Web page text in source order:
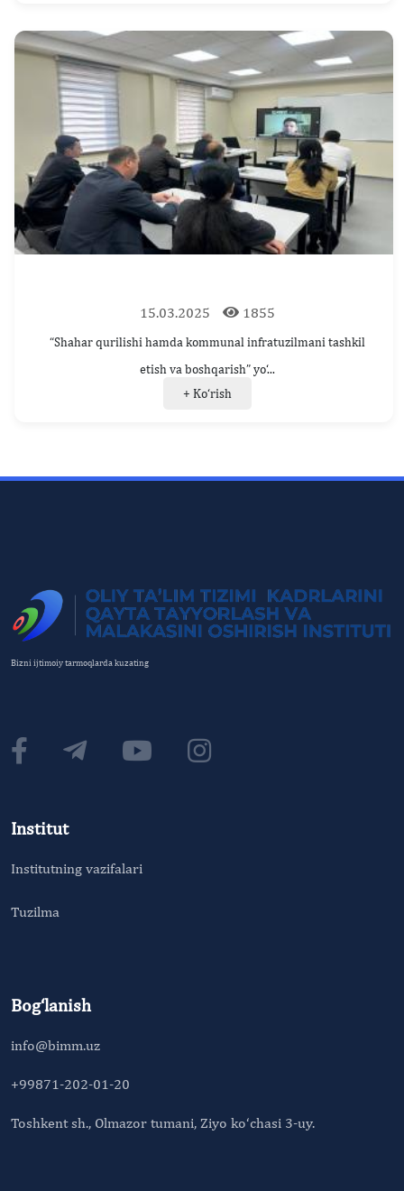
15.03.2025 1855
“Shahar qurilishi hamda kommunal infratuzilmani tashkil
etish va boshqarish” yo‘...
+ Ko‘rish
Bizni ijtimoiy tarmoqlarda kuzating
Institut
Institutning vazifalari
Tuzilma
Bog‘lanish
info@bimm.uz
+99871-202-01-20
Toshkent sh., Olmazor tumani, Ziyo ko‘chasi 3-uy.